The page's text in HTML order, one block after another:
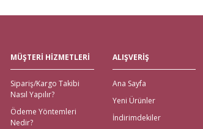
Ayrıca web sitemizdeki ürünleri yakından
Çeyiz Malzemeleri
Özellikle alışverişi gelenlere, Aras kargo
için değil; sitemiz üzerinden ulaşabileceğiniz
imkanları bulunmaktadır. Yurt dışından nikah,
MÜŞTERİ HİZMETLERİ
Sipariş/Kargo Takibi
Nasıl Yapılır?
Ödeme Yöntemleri
Nedir?
ALIŞVERİŞ
Ana Sayfa
Yeni Ürünler
İndirimdekiler